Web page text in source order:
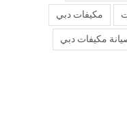
مكيفات دبي
مكيفات دبي